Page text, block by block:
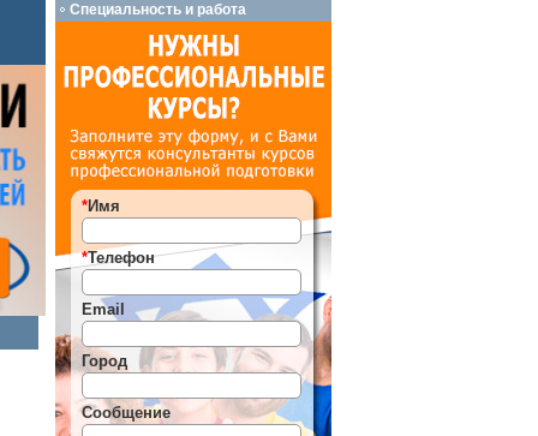
Специальность и работа
*Имя
*Телефон
Email
Город
Сообщение